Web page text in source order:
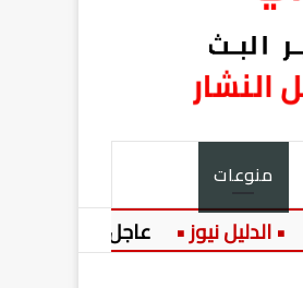
منوعات
عاجل: